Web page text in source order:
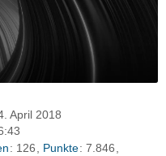
April 2018
126 Punkte 7.846